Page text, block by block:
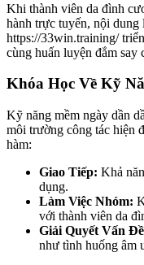
Khi thành viên da đình
hành trực tuyến, nội dung
https://33win.training/
cùng huấn luyện đắm say
Khóa Học Về Kỹ
Kỹ năng mềm ngày dần
môi trường công tác hiện
hàm:
Giao Tiếp: Khả
dụng.
Làm Việc Nhóm:
với thành viên da
Giải Quyết Vấn
như tình huống âm